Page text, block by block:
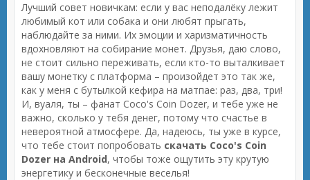
Лучший совет новичкам: если у вас неподалёку лежит
любимый кот или собака и они любят прыгать,
наблюдайте за ними. Их эмоции и харизматичность
вдохновляют на собирание монет. Друзья, даю слово,
не стоит сильно переживать, если кто-то выталкивает
вашу монетку с платформа – произойдет это так же,
как у меня с бутылкой кефира на матпае: раз, два, три!
И, вуаля, ты – фанат Coco's Coin Dozer, и тебе уже не
важно, сколько у тебя денег, потому что счастье в
невероятной атмосфере. Да, надеюсь, ты уже в курсе,
что тебе стоит попробовать скачать Coco's Coin
Dozer на Android, чтобы тоже ощутить эту крутую
энергетику и бесконечные веселья!